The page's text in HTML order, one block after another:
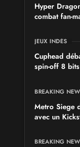
Hyper
combat fan-
JEUX INDÉS
Cuphead
spin-off 8 bits
BREAKING
Metro Siege
avec un
BREAKING